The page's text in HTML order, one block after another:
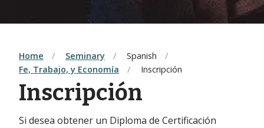
Home Seminary
Spanish
Fe, Trabajo, y Economía
Inscripción
Inscripción
Si desea obtener un Diploma de Certificación